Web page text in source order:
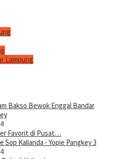
Lampung
Favorit di Pusat…